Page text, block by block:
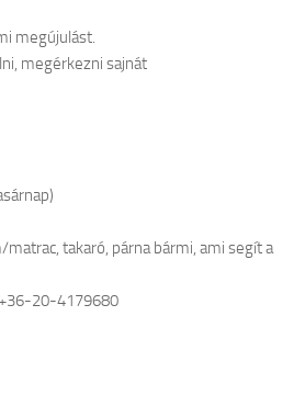
megújulást.
megérkezni sajnát
takaró, párna bármi, ami segít a
20-4179680